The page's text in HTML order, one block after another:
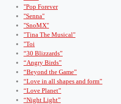
"Pop Forever
"Senna"
"SnoMX"
"Tina The Musical"
"Toi
“30 Blizzards”
“Angry Birds”
“Beyond the Game”
“Love in all shapes and form”
“Love Planet”
“Night Light”